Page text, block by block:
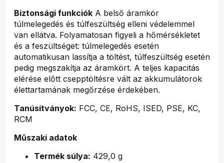
Biztonsági funkciók A belső áramkör
túlmelegedés és túlfeszültség elleni védelemmel
van ellátva. Folyamatosan figyeli a hőmérsékletet
és a feszültséget: túlmelegedés esetén
automatikusan lassítja a töltést, túlfeszültség esetén
pedig megszakítja az áramkört. A teljes kapacitás
elérése előtt csepptöltésre vált az akkumulátorok
élettartamának megőrzése érdekében.
Tanúsítványok: FCC, CE, RoHS, ISED, PSE, KC,
RCM
Műszaki adatok
Termék súlya: 429,0 g